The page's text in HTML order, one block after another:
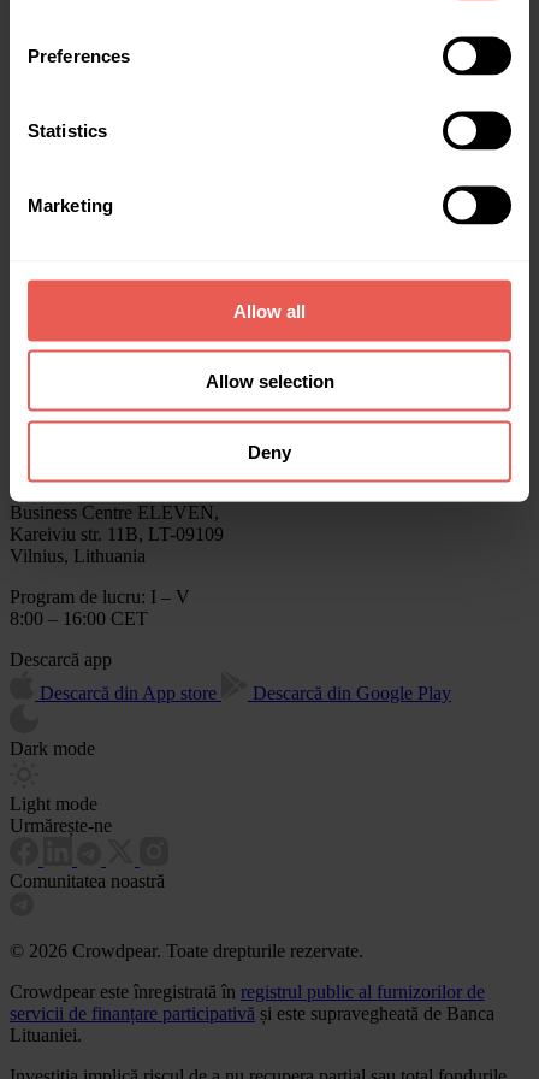
Preferences
Statistics
Marketing
Allow all
Allow selection
Deny
Date statistice
Ajutor
Contactează-ne
Pentru finanțare+40 754 22 99 25
Crowdpear, UAB
Business Centre ELEVEN,
Kareiviu str. 11B, LT-09109
Vilnius, Lithuania
Program de lucru: I – V
8:00 – 16:00 CET
Descarcă app
Descarcă din App store
Descarcă din Google Play
Dark mode
Light mode
Urmărește-ne
Comunitatea noastră
© 2026 Crowdpear. Toate drepturile rezervate.
Crowdpear este înregistrată în registrul public al furnizorilor de
servicii de finanțare participativă și este supravegheată de Banca
Lituaniei.